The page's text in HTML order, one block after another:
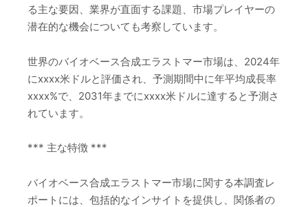
る主な要因、業界が直面する課題、市場プレイヤーの
潜在的な機会についても考察しています。
世界のバイオベース合成エラストマー市場は、2024年
にxxxx米ドルと評価され、予測期間中に年平均成長率
xxxx%で、2031年までにxxxx米ドルに達すると予測さ
れています。
*** 主な特徴 ***
バイオベース合成エラストマー市場に関する本調査レ
ポートには、包括的なインサイトを提供し、関係者の